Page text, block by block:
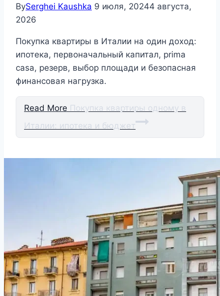
BySerghei Kaushka 9 июля, 20244 августа,
2026
Покупка квартиры в Италии на один доход:
ипотека, первоначальный капитал, prima
casa, резерв, выбор площади и безопасная
финансовая нагрузка.
Read More Покупка квартиры одному в
Италии: ипотека и бюджет